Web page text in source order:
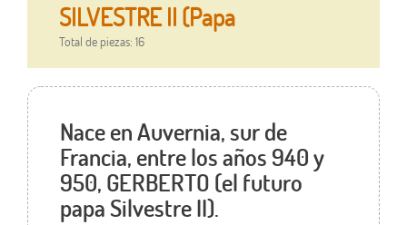
SILVESTRE II (Papa
Total de piezas: 16
Nace en Auvernia, sur de
Francia, entre los años 940 y
950, GERBERTO (el futuro
papa Silvestre II).